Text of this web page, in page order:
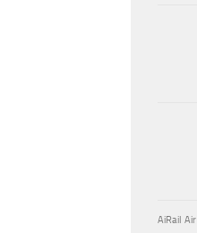
AiRail